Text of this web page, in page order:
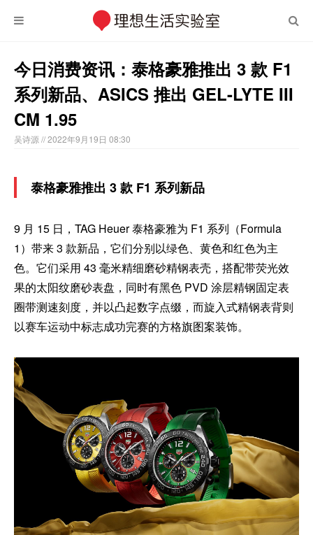
今日消费资讯：泰格豪雅推出 3 款 F1
系列新品、ASICS 推出 GEL-LYTE III
CM 1.95
吴诗源 // 2022年9月19日 08:30
泰格豪雅推出 3 款 F1 系列新品
9 月 15 日，TAG Heuer 泰格豪雅为 F1 系列（Formula
1）带来 3 款新品，它们分别以绿色、黄色和红色为主
色。它们采用 43 毫米精细磨砂精钢表壳，搭配带荧光效
果的太阳纹磨砂表盘，同时有黑色 PVD 涂层精钢固定表
圈带测速刻度，并以凸起数字点缀，而旋入式精钢表背则
以赛车运动中标志成功完赛的方格旗图案装饰。